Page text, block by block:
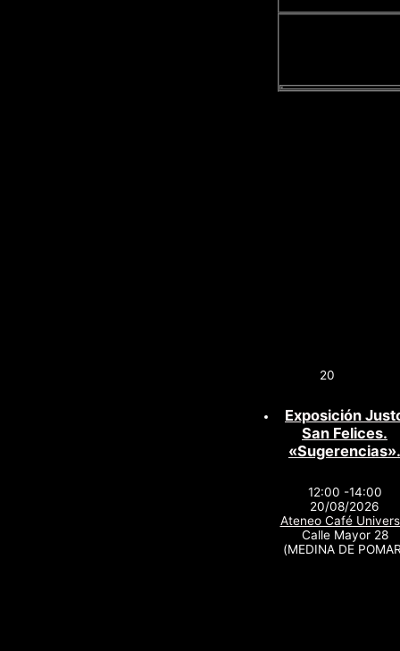
20
Exposición
San Felices.
«Sugerencias».
12:00 -14:00
20/08/2026
Ateneo Café
Calle Mayor 28
(MEDINA DE